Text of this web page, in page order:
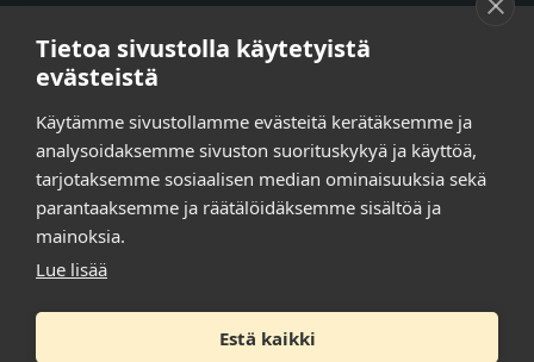
Anna-Mari Jaanu, kehittämispäällikkö,
puh. +358 50 572 4620
Henna Honkalo,
viestintäpäällikkö,
puh. +358 50 479 6618
Ilari Raiski, viestintä- ja tapahtumakoordinaattori,
puh. +358 45 130 3832
Susanna Laasio,
tarkeissatoissa[a]kt.fi
Tietoa sivustolla käytetyistä
evästeistä
Käytämme sivustollamme evästeitä kerätäksemme ja
analysoidaksemme sivuston suorituskykyä ja käyttöä,
tarjotaksemme sosiaalisen median ominaisuuksia sekä
parantaaksemme ja räätälöidäksemme sisältöä ja
mainoksia.
Lue lisää
Estä kaikki